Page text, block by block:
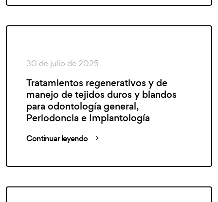
30 de julio de 2025
Tratamientos regenerativos y de
manejo de tejidos duros y blandos
para odontología general,
Periodoncia e Implantología
Continuar leyendo